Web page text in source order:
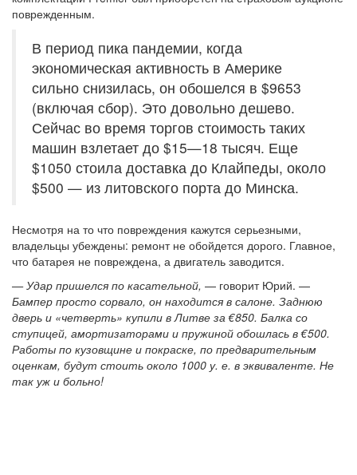
поврежденным.
В период пика пандемии, когда
экономическая активность в Америке
сильно снизилась, он обошелся в $9653
(включая сбор). Это довольно дешево.
Сейчас во время торгов стоимость таких
машин взлетает до $15—18 тысяч. Еще
$1050 стоила доставка до Клайпеды, около
$500 — из литовского порта до Минска.
Несмотря на то что повреждения кажутся серьезными,
владельцы убеждены: ремонт не обойдется дорого. Главное,
что батарея не повреждена, а двигатель заводится.
— Удар пришелся по касательной, — говорит Юрий. —
Бампер просто сорвало, он находится в салоне. Заднюю
дверь и «четверть» купили в Литве за €850. Балка со
ступицей, амортизаторами и пружиной обошлась в €500.
Работы по кузовщине и покраске, по предварительным
оценкам, будут стоить около 1000 у. е. в эквиваленте. Не
так уж и больно!